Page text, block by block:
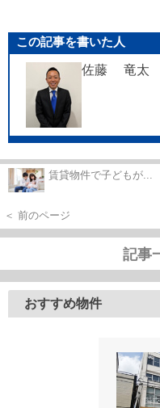
この記事を書いた人
佐藤 竜太
賃貸物件で子どもが...
＜ 前のページ
記事
おすすめ物件